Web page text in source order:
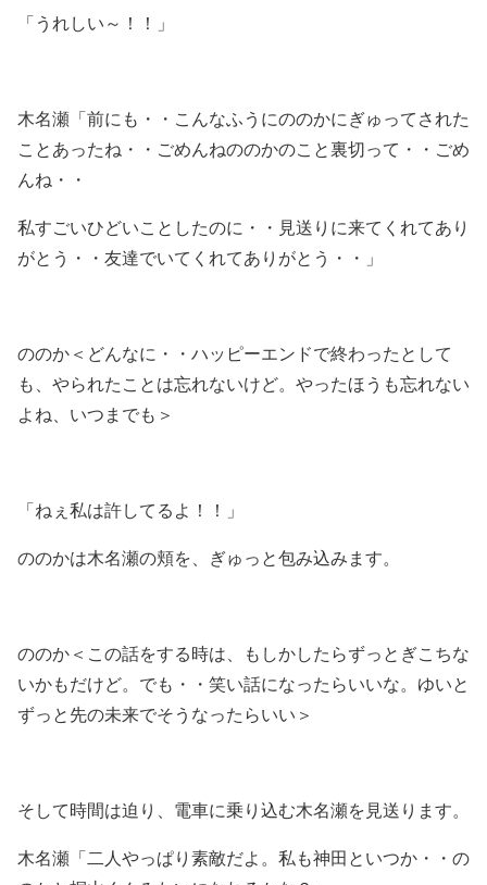
「うれしい～！！」
木名瀬「前にも・・こんなふうにののかにぎゅってされた
ことあったね・・ごめんねののかのこと裏切って・・ごめ
んね・・
私すごいひどいことしたのに・・見送りに来てくれてあり
がとう・・友達でいてくれてありがとう・・」
ののか＜どんなに・・ハッピーエンドで終わったとして
も、やられたことは忘れないけど。やったほうも忘れない
よね、いつまでも＞
「ねぇ私は許してるよ！！」
ののかは木名瀬の頬を、ぎゅっと包み込みます。
ののか＜この話をする時は、もしかしたらずっとぎこちな
いかもだけど。でも・・笑い話になったらいいな。ゆいと
ずっと先の未来でそうなったらいい＞
そして時間は迫り、電車に乗り込む木名瀬を見送ります。
木名瀬「二人やっぱり素敵だよ。私も神田といつか・・の